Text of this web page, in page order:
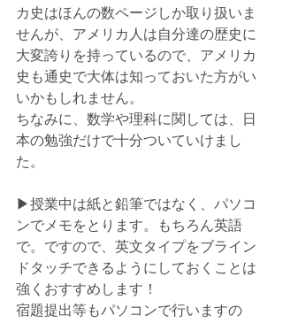
カ史はほんの数ページしか取り扱いま
せんが、アメリカ人は自分達の歴史に
大変誇りを持っているので、アメリカ
史も通史で大体は知っておいた方がい
いかもしれません。
ちなみに、数学や理科に関しては、日
本の勉強だけで十分ついていけまし
た。
▶︎授業中は紙と鉛筆ではなく、パソコ
ンでメモをとります。もちろん英語
で。ですので、英文タイプをブライン
ドタッチできるようにしておくことは
強くおすすめします！
宿題提出等もパソコンで行いますの